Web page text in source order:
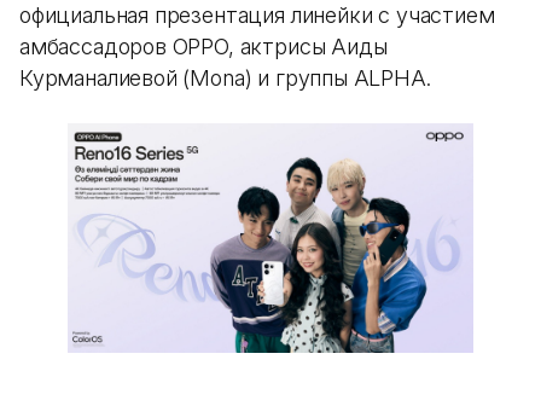
официальная презентация линейки с участием
амбассадоров OPPO, актрисы Аиды
Курманалиевой (Mona) и группы ALPHA.